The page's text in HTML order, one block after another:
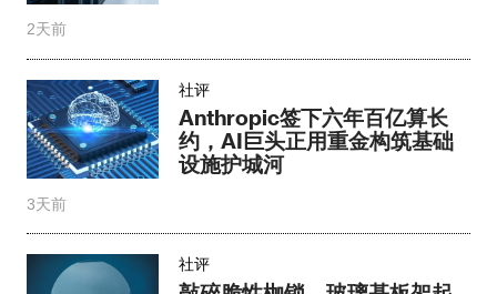
2天前
社评
Anthropic签下六年百亿算长
约，AI巨头正用重金构筑基础
设施护城河
3天前
社评